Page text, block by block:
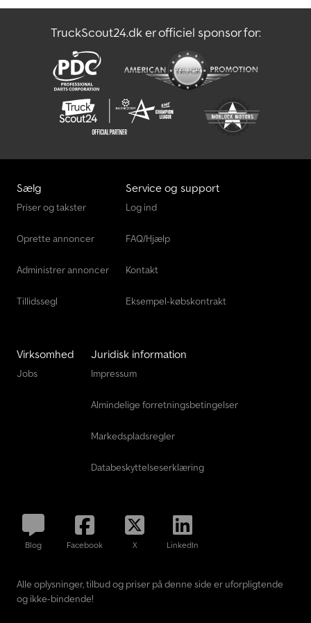
varmedæmpende ruder, tilladt totalvægt 5,00 t, dobbeltdækning
på 2. aksel/bagaksel. CoC til stede. Udstyrsoversigten er
udarbejdet ved hjælp af VIN-opslag; tekniske fejl kan derfor
forekomme. Salg kun til erhvervskunder (landbrug, liberale
erhverv, små og store virksomheder) eller til eksport. Forbehold
for fejl og mellemsalg.
TruckScout24.dk er officiel sponsor for:
Sælg
Priser og takster
Oprette annoncer
Administrer annoncer
Tillidssegl
Service og support
Log ind
FAQ/Hjælp
Kontakt
Eksempel-købskontrakt
Virksomhed
Jobs
Juridisk information
Impressum
Almindelige forretningsbetingelser
Markedspladsregler
Databeskyttelseserklæring
Blog Facebook X LinkedIn
Alle oplysninger, tilbud og priser på denne side er uforpligtende
og ikke-bindende!